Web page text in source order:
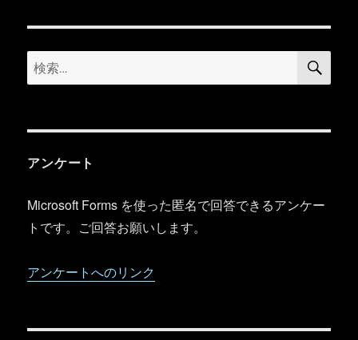
検
索:
検
アンケート
Microsoft Forms を使った匿名で回答できるアンケー
トです。ご回答お願いします。
アンケートへのリンク